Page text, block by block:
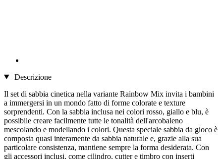
Descrizione
Il set di sabbia cinetica nella variante Rainbow Mix invita i bambini
a immergersi in un mondo fatto di forme colorate e texture
sorprendenti. Con la sabbia inclusa nei colori rosso, giallo e blu, è
possibile creare facilmente tutte le tonalità dell'arcobaleno
mescolando e modellando i colori. Questa speciale sabbia da gioco è
composta quasi interamente da sabbia naturale e, grazie alla sua
particolare consistenza, mantiene sempre la forma desiderata. Con
gli accessori inclusi, come cilindro, cutter e timbro con inserti